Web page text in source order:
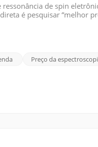
de spin
é pesquisar “melhor
Preço da